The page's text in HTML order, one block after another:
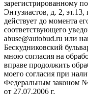
зарегистрированному
Энтузиастов, д. 2,
действует до момента
соответствующего
abuse@autobud.ru или
Бескудниковский
мною согласия на
вправе продолжить
моего согласия при
Федеральным законом
от 27.07.2006 г.